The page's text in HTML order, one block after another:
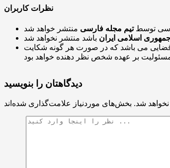
نظرات کاربران
توسطتیم مجله فارسی
اسلامی ایران
می باشد که در صورت هر گونه شکایت
دیدگاهتان را بنویسید
شد.